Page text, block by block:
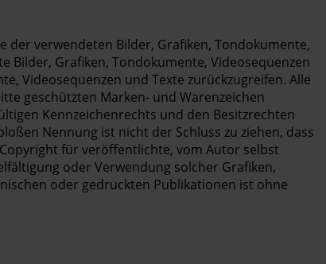
verwendeten Bilder, Grafiken, Tondokumente,
Bilder, Grafiken, Tondokumente, Videosequenzen
Videosequenzen und Texte zurückzugreifen. Alle
geschützten Marken- und Warenzeichen
Kennzeichenrechts und den Besitzrechten
Nennung ist nicht der Schluss zu ziehen, dass
für veröffentlichte, vom Autor selbst
oder Verwendung solcher Grafiken,
oder gedruckten Publikationen ist ohne